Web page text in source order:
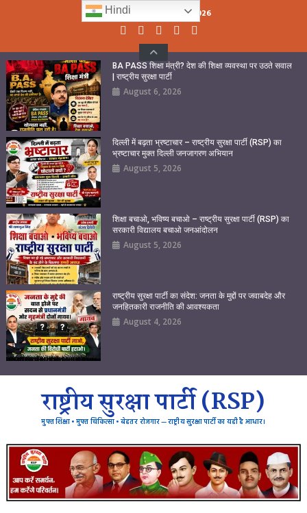
Thursday, August 06, 2026
BA PASS शिक्षा मंत्री? देश की शिक्षा व्यवस्था पर उठते सवाल
| राष्ट्रीय सुरक्षा पार्टी
August 6, 2026
दिल्ली में बढ़ता भ्रष्टाचार – राष्ट्रीय सुरक्षा पार्टी (RSP) का
भ्रष्टाचार मुक्त दिल्ली जनजागरण अभियान
August 5, 2026
शिक्षा बचाओ, भविष्य बचाओ – राष्ट्रीय सुरक्षा पार्टी (RSP) का
सरकारी विद्यालय बचाओ जनआंदोलन
August 5, 2026
राष्ट्रीय सुरक्षा पार्टी का संदेश: जनता के मुद्दों पर जवाबदेह और
जनहितकारी राजनीति की आवश्यकता
August 4, 2026
राष्ट्रीय सुरक्षा पार्टी (RSP)
मुफ्त शिक्षा • मुफ्त चिकित्सा • बेहतर रोजगार — राष्ट्रीय सुरक्षा पार्टी का यही है आधार।
Hindi